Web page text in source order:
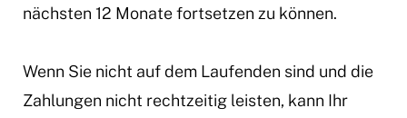
nächsten 12 Monate fortsetzen zu können.
Wenn Sie nicht auf dem Laufenden sind und die
Zahlungen nicht rechtzeitig leisten, kann Ihr